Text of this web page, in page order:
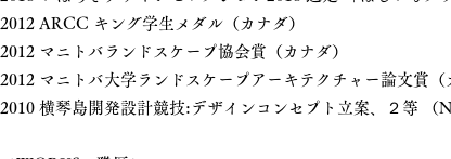
2012 ARCC キング学生メダル（カナダ）
2012 マニトバランドスケープ協会賞（カナダ）
2012 マニトバ大学ランドスケープアーキテクチャー論文賞（
2010 横琴島開発設計競技:デザインコンセプト立案、２等